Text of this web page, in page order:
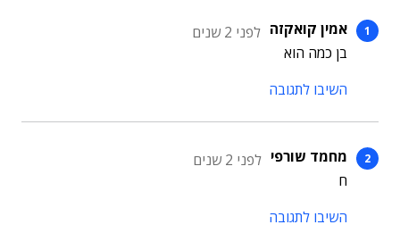
אמין קואקזה לפני 2 שנים
בן כמה הוא
השיבו לתגובה
מחמד שורפי לפני 2 שנים
ח
השיבו לתגובה